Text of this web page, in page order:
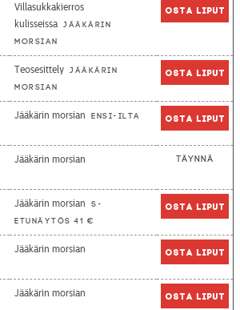
Villasukkakierros
kulisseissa Jääkärin
morsian
Osta liput
Teosesittely Jääkärin
morsian
Osta liput
Jääkärin morsian Ensi-ilta Osta liput
Jääkärin morsian Täynnä
Jääkärin morsian
S-
etunäytös 41 €
Osta liput
Jääkärin morsian Osta liput
Jääkärin morsian Osta liput